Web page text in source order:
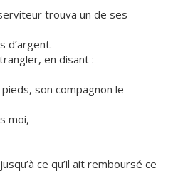
trouva un de ses
d’argent.
en disant :
son compagnon le
moi,
ce qu’il ait remboursé ce